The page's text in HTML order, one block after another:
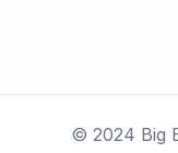
© 2024 Big